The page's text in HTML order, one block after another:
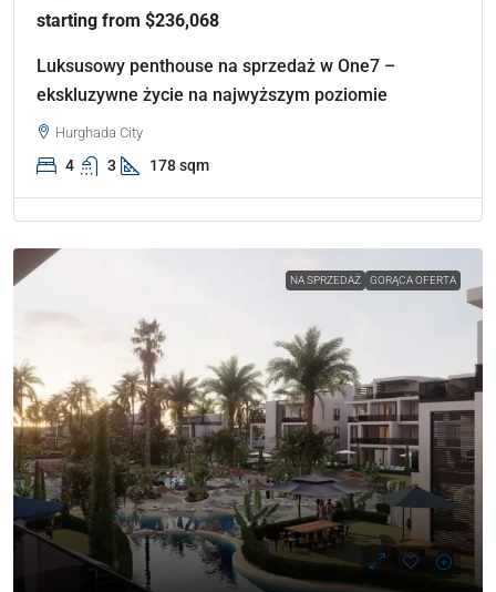
starting from $236,068
Luksusowy penthouse na sprzedaż w One7 –
ekskluzywne życie na najwyższym poziomie
Hurghada City
4 3 178 sqm
NA SPRZEDAŻ GORĄCA OFERTA